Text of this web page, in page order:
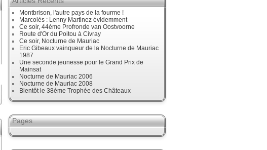
Montbrison, l'autre pays de la fourme !
Marcolès : Lenny Martinez évidemment
Ce soir, 44ème Profronde van Oostvoorne
Route d'Or du Poitou à Civray
Ce soir, Nocturne de Mauriac
Eric Gibeaux vainqueur de la Nocturne de Mauriac
1987
Une seconde jeunesse pour le Grand Prix de
Mainsat
Nocturne de Mauriac 2006
Nocturne de Mauriac 2008
Bientôt le 38ème Trophée des Châteaux
Pages